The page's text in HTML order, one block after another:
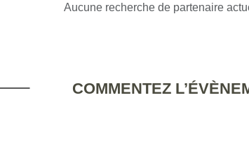
Aucune recherche de partenaire
COMMENTEZ